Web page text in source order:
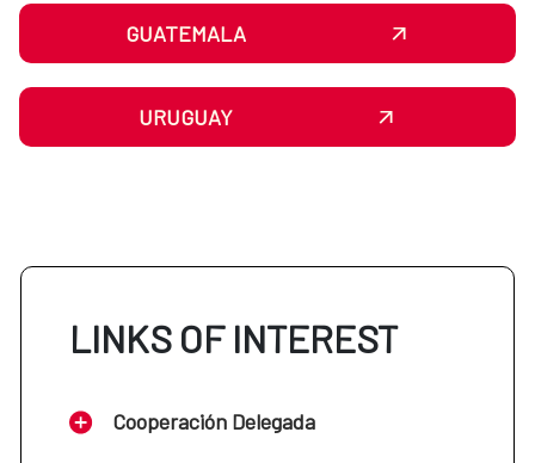
GUATEMALA
URUGUAY
LINKS OF INTEREST
Cooperación Delegada